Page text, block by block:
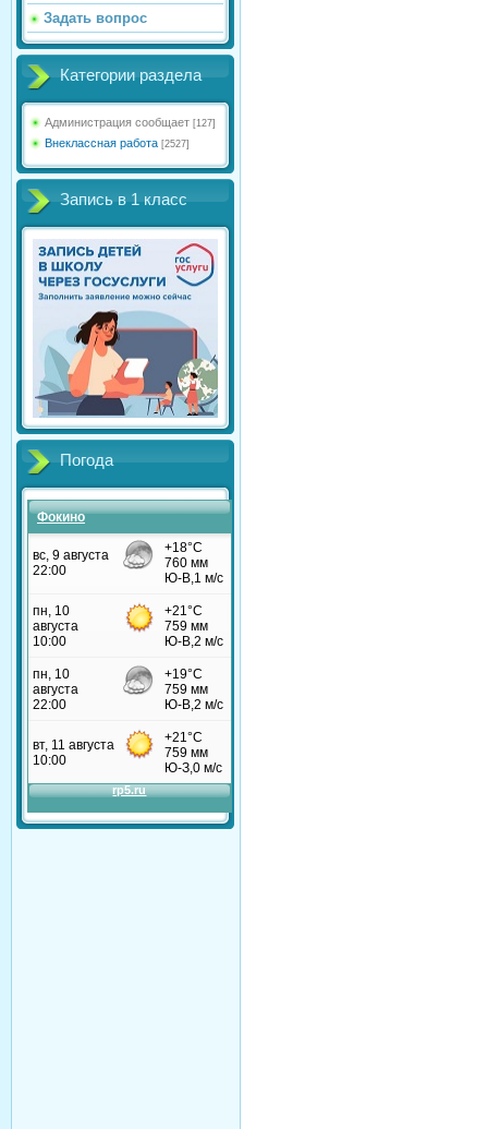
Задать вопрос
Категории раздела
Администрация сообщает [127]
Внеклассная работа [2527]
Запись в 1 класс
Погода
Фокино